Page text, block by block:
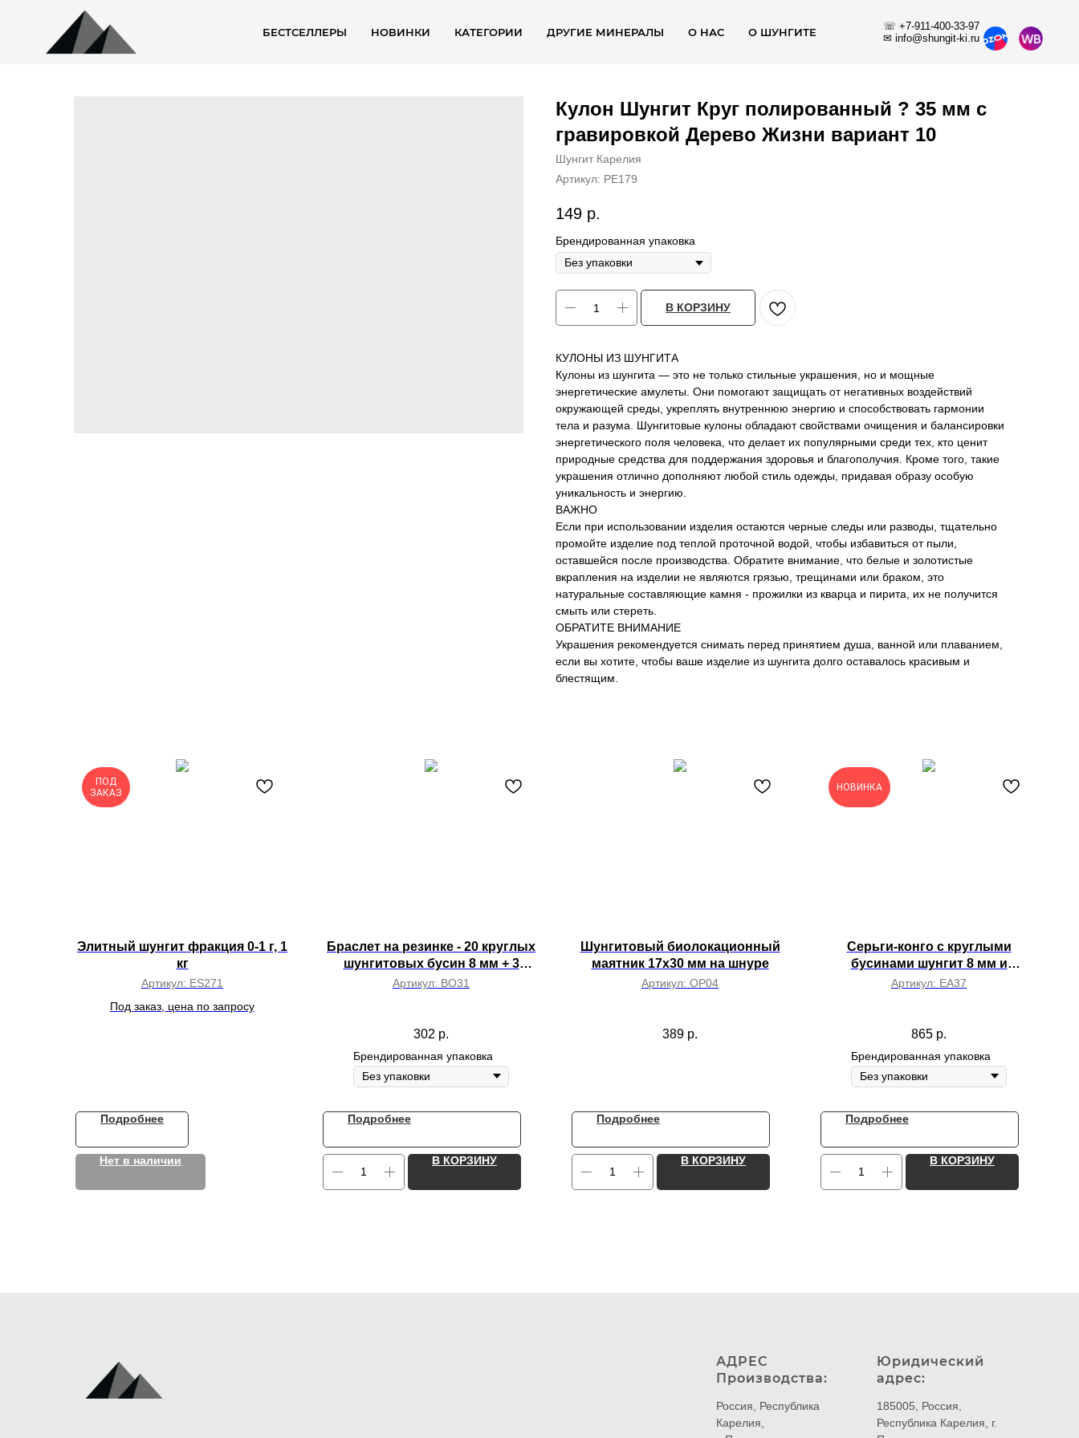
БЕСТСЕЛЛЕРЫ НОВИНКИ КАТЕГОРИИ ДРУГИЕ МИНЕРАЛЫ О НАС О ШУНГИТЕ
☏ +7-911-400-33-97
✉ info@shungit-ki.ru
Кулон Шунгит Круг полированный ? 35 мм с
гравировкой Дерево Жизни вариант 10
Шунгит Карелия
Артикул: PE179
149 р.
Брендированная упаковка
В КОРЗИНУ
КУЛОНЫ ИЗ ШУНГИТА
Кулоны из шунгита — это не только стильные украшения, но и мощные
энергетические амулеты. Они помогают защищать от негативных воздействий
окружающей среды, укреплять внутреннюю энергию и способствовать гармонии
тела и разума. Шунгитовые кулоны обладают свойствами очищения и балансировки
энергетического поля человека, что делает их популярными среди тех, кто ценит
природные средства для поддержания здоровья и благополучия. Кроме того, такие
украшения отлично дополняют любой стиль одежды, придавая образу особую
уникальность и энергию.
ВАЖНО
Если при использовании изделия остаются черные следы или разводы, тщательно
промойте изделие под теплой проточной водой, чтобы избавиться от пыли,
оставшейся после производства. Обратите внимание, что белые и золотистые
вкрапления на изделии не являются грязью, трещинами или браком, это
натуральные составляющие камня - прожилки из кварца и пирита, их не получится
смыть или стереть.
ОБРАТИТЕ ВНИМАНИЕ
Украшения рекомендуется снимать перед принятием душа, ванной или плаванием,
если вы хотите, чтобы ваше изделие из шунгита долго оставалось красивым и
блестящим.
ПОД
ЗАКАЗ
Элитный шунгит фракция 0-1 г, 1
кг
Артикул: ES271
Под заказ, цена по запросу
Подробнее
Нет в наличии
Браслет на резинке - 20 круглых
шунгитовых бусин 8 мм + 3
круглые бусины из лунного
Артикул: BO31
302 р.
Брендированная упаковка
Подробнее
В КОРЗИНУ
Шунгитовый биолокационный
маятник 17х30 мм на шнуре
Артикул: OP04
389 р.
Подробнее
В КОРЗИНУ
НОВИНКА
Серьги-конго с круглыми
бусинами шунгит 8 мм и
подвеской-палочкой, круглые
Артикул: EA37
865 р.
Брендированная упаковка
Подробнее
В КОРЗИНУ
АДРЕС
Производства:
Россия, Республика
Карелия,
Юридический
адрес:
185005, Россия,
Республика Карелия, г.